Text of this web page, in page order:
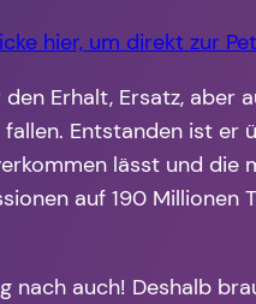
hier, um direkt zur
Erhalt, Ersatz,
Entstanden ist
lässt und
auf 190
nach auch! Deshalb